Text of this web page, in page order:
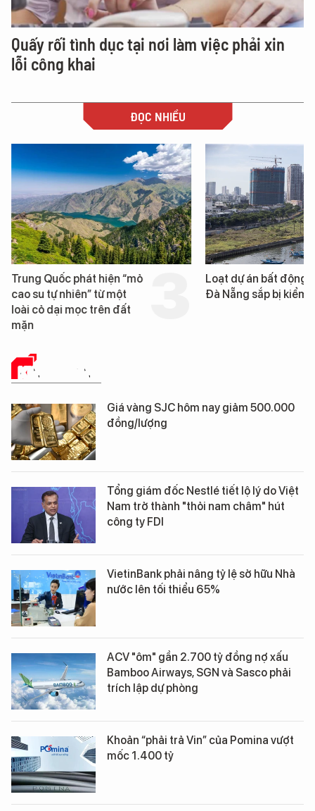
Quấy rối tình dục tại nơi làm việc phải xin
lỗi công khai
ĐỌC NHIỀU
Trung Quốc phát hiện “mỏ
cao su tự nhiên” từ một
loài cỏ dại mọc trên đất
mặn
Loạt dự án bất động
Đà Nẵng sắp bị kiểm
KINH DOANH
Giá vàng SJC hôm nay giảm 500.000
đồng/lượng
Tổng giám đốc Nestlé tiết lộ lý do Việt
Nam trở thành "thỏi nam châm" hút
công ty FDI
VietinBank phải nâng tỷ lệ sở hữu Nhà
nước lên tối thiểu 65%
ACV "ôm" gần 2.700 tỷ đồng nợ xấu
Bamboo Airways, SGN và Sasco phải
trích lập dự phòng
Khoản “phải trả Vin” của Pomina vượt
mốc 1.400 tỷ